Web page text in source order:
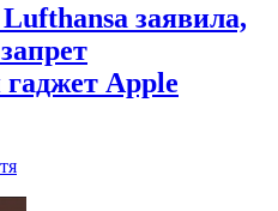
заявила,
Apple